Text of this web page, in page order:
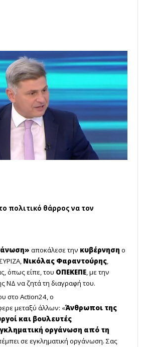
πολιτικό θάρρος να τον
αποκάλεσε την κυβέρνηση ο
Νικόλας Φαραντούρης,
όπως είπε, του ΟΠΕΚΕΠΕ, με την
ΝΔ να ζητά τη διαγραφή του.
στο Action24, ο
μεταξύ άλλων: «Άνθρωποι της
και βουλευτές
οργάνωση από τη
σε εγκληματική οργάνωση. Σας